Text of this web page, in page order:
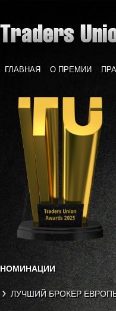
ГЛАВНАЯ О ПРЕМИИ
НОМИНАЦИИ
ЛУЧШИЙ БРОКЕР